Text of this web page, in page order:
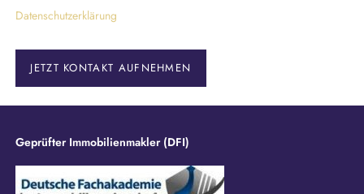
h
f
e
Datenschutzerklärung
JETZT KONTAKT AUFNEHMEN
Geprüfter Immobilienmakler (DFI)